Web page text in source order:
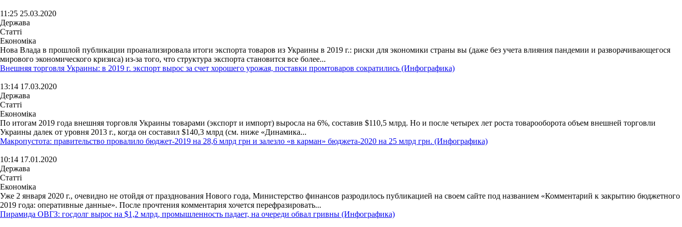
11:25 25.03.2020
Держава
Статті
Економіка
Нова Влада в прошлой публикации проанализировала итоги экспорта товаров из Украины в 2019 г.: риски для экономики страны вы (даже без учета влияния пандемии и разворачивающегося
мирового экономического кризиса) из-за того, что структура экспорта становится все более...
Внешняя торговля Украины: в 2019 г. экспорт вырос за счет хорошего урожая, поставки промтоваров сократились (Инфографика)
13:14 17.03.2020
Держава
Статті
Економіка
По итогам 2019 года внешняя торговля Украины товарами (экспорт и импорт) выросла на 6%, составив $110,5 млрд. Но и после четырех лет роста товарооборота объем внешней торговли
Украины далек от уровня 2013 г., когда он составил $140,3 млрд (см. ниже «Динамика...
Макропустота: правительство провалило бюджет-2019 на 28,6 млрд грн и залезло «в карман» бюджета-2020 на 25 млрд грн. (Инфографика)
10:14 17.01.2020
Держава
Статті
Економіка
Уже 2 января 2020 г., очевидно не отойдя от празднования Нового года, Министерство финансов разродилось публикацией на своем сайте под названием «Комментарий к закрытию бюджетного
2019 года: оперативные данные». После прочтения комментария хочется перефразировать...
Пирамида ОВГЗ: госдолг вырос на $1,2 млрд, промышленность падает, на очереди обвал гривны (Инфографика)